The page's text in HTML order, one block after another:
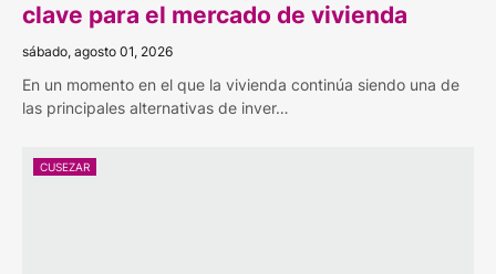
clave para el mercado de vivienda
sábado, agosto 01, 2026
En un momento en el que la vivienda continúa siendo una de
las principales alternativas de inver…
CUSEZAR